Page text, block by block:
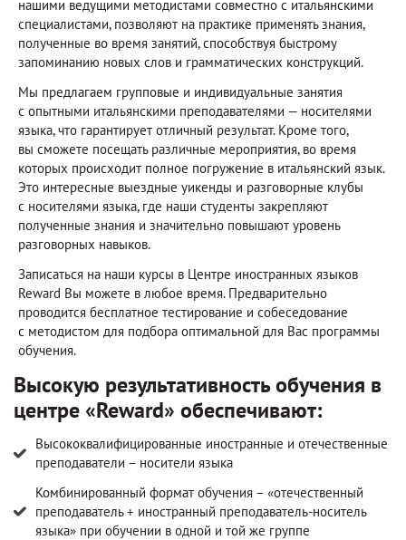
нашими ведущими методистами совместно с итальянскими
специалистами, позволяют на практике применять знания,
полученные во время занятий, способствуя быстрому
запоминанию новых слов и грамматических конструкций.
Мы предлагаем групповые и индивидуальные занятия
с опытными итальянскими преподавателями — носителями
языка, что гарантирует отличный результат. Кроме того,
вы сможете посещать различные мероприятия, во время
которых происходит полное погружение в итальянский язык.
Это интересные выездные уикенды и разговорные клубы
с носителями языка, где наши студенты закрепляют
полученные знания и значительно повышают уровень
разговорных навыков.
Записаться на наши курсы в Центре иностранных языков
Reward Вы можете в любое время. Предварительно
проводится бесплатное тестирование и собеседование
с методистом для подбора оптимальной для Вас программы
обучения.
Высокую результативность обучения в
центре «Reward» обеспечивают:
Высококвалифицированные иностранные и отечественные
преподаватели – носители языка
Комбинированный формат обучения – «отечественный
преподаватель + иностранный преподаватель-носитель
языка» при обучении в одной и той же группе